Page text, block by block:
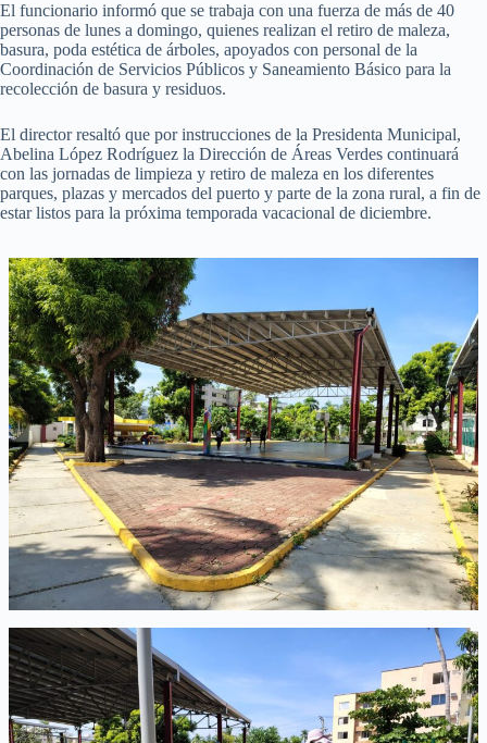
El funcionario informó que se trabaja con una fuerza de más de 40
personas de lunes a domingo, quienes realizan el retiro de maleza,
basura, poda estética de árboles, apoyados con personal de la
Coordinación de Servicios Públicos y Saneamiento Básico para la
recolección de basura y residuos.
El director resaltó que por instrucciones de la Presidenta Municipal,
Abelina López Rodríguez la Dirección de Áreas Verdes continuará
con las jornadas de limpieza y retiro de maleza en los diferentes
parques, plazas y mercados del puerto y parte de la zona rural, a fin de
estar listos para la próxima temporada vacacional de diciembre.